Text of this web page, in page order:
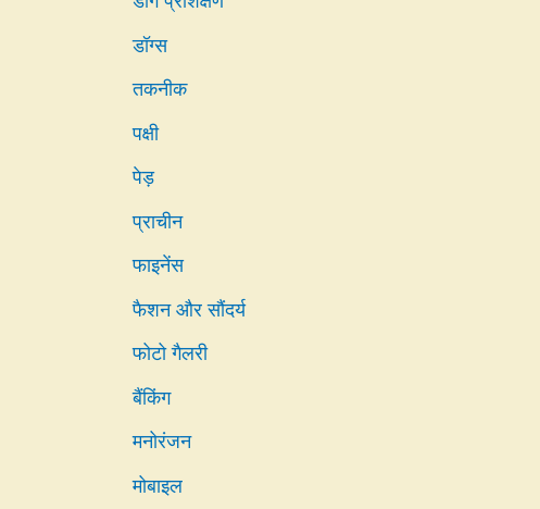
डॉग्स
तकनीक
पक्षी
पेड़
प्राचीन
फाइनेंस
फैशन और सौंदर्य
फोटो गैलरी
बैंकिंग
मनोरंजन
मोबाइल